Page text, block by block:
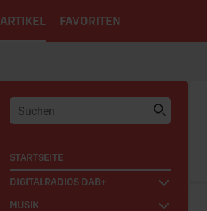
ARTIKEL FAVORITEN
STARTSEITE
DIGITALRADIOS DAB+
MUSIK